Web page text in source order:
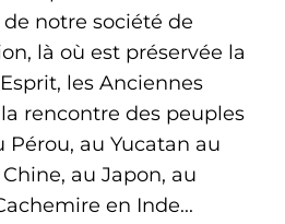
notre société de
là où est préservée la
les Anciennes
rencontre des peuples
Pérou, au Yucatan au
au Japon, au
en Inde...